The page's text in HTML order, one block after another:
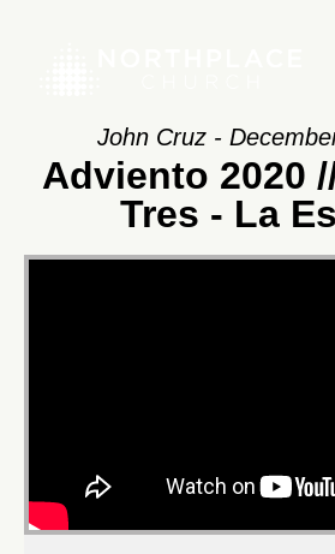
John Cruz -
Adviento 2020
Tres - La